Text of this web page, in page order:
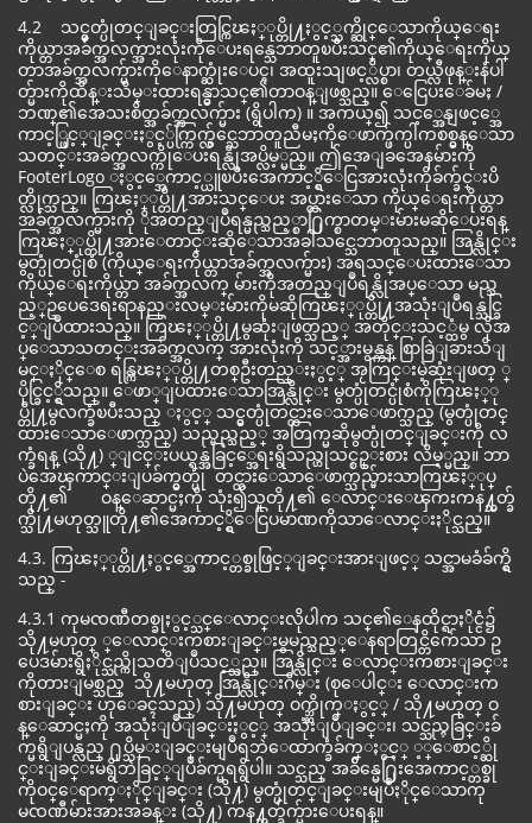
4.2 သင္မွတ္ပုံတင္ျခင္းတြင္ကြၽႏ္ုပ္တို႔ႏွင့္သက္ဆိုင္ေသာကိုယ္ေရး
ကိုယ္တာအခ်က္အလက္အားလုံးကိုေပးရန္သေဘာတူၿပီးသင္၏ကိုယ္ေရးကိုယ္
တာအခ်က္အလက္မ်ားကိုေနာက္ဆုံးေပၚ၊ အထူးသျဖင့္လိပ္စာ၊ တယ္လီဖုန္းနံပါ
တ္မ်ားကိုထိန္းသိမ္းထားရန္မွာသင္၏တာဝန္ျဖစ္သည္။ ေငြေပးေခ်မႈ /
ဘဏ္၏အေသးစိတ္အခ်က္အလက္မ်ား (ရွိပါက) ။ အကယ္၍ သင့္အေနျဖင့္အေ
ကာင့္ဖြင့္ျခင္းႏွင့္ပ်က္ကြက္လွ်င္သေဘာတူညီမႈကိုေဖာက္ဖ်က္ပါကစစ္မွန္ေသာ
သတင္းအခ်က္အလက္ကိုေပးရန္လိုအပ္လိမ့္မည္။ ဤအေျခအေနမ်ားကို
FooterLogo ႏွင့္အေကာင့္ယူၿပီးအေကာင့္ရွိေငြအားလုံးကိုခ်က္ခ်င္းပိ
တ္လိုက္သည္။ ကြၽႏ္ုပ္တို႔အားသင္ေပး အပ္ထားေသာ ကိုယ္ေရးကိုယ္တာ
အခ်က္အလက္မ်ားကို ိုအတည္ျပဳရန္မည္သည့္စာ႐ြက္စာတမ္းမ်ားမဆိုေပးရန္
ကြၽႏ္ုပ္တို႔အားေတာင္းဆိုေသာအခါသင္သေဘာတူသည္။ အြန္လိုင္း
မွတ္ပုံတင္ပုံစံ (ကိုယ္ေရးကိုယ္တာအခ်က္အလက္မ်ား) အရသင္ေပးထားေသာ
ကိုယ္ေရးကိုယ္တာ အခ်က္အလက္ မ်ားကိုအတည္ျပဳရန္လိုအပ္ေသာ မည္သ
ည့္ဥပေဒေရးရာနည္းလမ္းမ်ားကိုမဆိုကြၽႏ္ုပ္တို႔အသုံးျပဳရန္သင္ခြ
င့္ျပဳထားသည္။ ကြၽႏ္ုပ္တို႔မွဆုံးျဖတ္သည့္ အတိုင္းသင့္ထံမွ လိုအ
ပ္ေသာသတင္းအခ်က္အလက္ အားလုံးကို သင့္အားမွန္ကန္ စြာခြဲျခားသိျ
မင္ႏိုင္ေစ ရန္ကြၽႏ္ုပ္တို႔တစ္ဦးတည္းႏွင့္ အႂကြင္းမဲ့ဆုံးျဖတ္ ္
ပိုင္ခြင့္ရွိသည္။ ေဖာ္ျပထားေသာအြန္လိုင္း မွတ္ပုံတင္ပုံစံကိုကြၽႏ္ု
ပ္တို႔မွလက္ခံၿပီးသည္ ႏွင့္ သင္မွတ္ပုံတင္ထားေသာေဖာက္သည္ (မွတ္ပုံတင္
ထားေသာေဖာက္သည္) သည္မည္သည့္ အတြက္မဆိုမွတ္ပုံတင္ျခင္းကို လ
က္ခံရန္ (သို႔) ္ျငင္းပယ္ရန္အခြင့္အေရးရွိသည္ဟုသင္စဥ္းစား လိမ့္မည္။ ဘာ
ပဲအေၾကာင္းျပခ်က္မွတ္ပုံ တင္ထားေသာေဖာက္သည္မ်ားသာကြၽႏ္ုပ္
တို႔၏ ဝန္ေဆာင္မႈကို သုံး၍သူတို႔၏ ေလာင္းေၾကးကန႔္သတ္ခ်
က္သို႔မဟုတ္သူတို႔၏အေကာင့္ရွိေငြပမာဏကိုသာေလာင္းႏိုင္သည္။
4.3. ကြၽႏ္ုပ္တို႔ႏွင့္အေကာင့္တစ္ခုဖြင့္ျခင္းအားျဖင့္ သင္အာမခံခ်က္ရွိ
သည္ -
4.3.1 ကုမၸဏီတစ္ခုႏွင့္သင္ေလာင္းလိုပါက သင္၏ေနထိုင္ရာႏိုင္ငံ၌
သို႔မဟုတ္ ္ေလာင္းကစားျခင္းမွမည္သည့္ေနရာတြင္တိက်ေသာ ဥ
ပေဒမ်ားရွိႏိုင္သည္ကိုသတိျပဳသင့္သည္။ အြန္လိုင္း ေလာင္းကစားျခင္း
ကိုတားျမစ္သည္ သို႔မဟုတ္ အြန္လိုင္းဂိမ္း (စုေပါင္း ေလာင္းက
စားျခင္း ဟုေခၚသည္) သို႔မဟုတ္ ဝက္ဘ္ဆိုက္ႏွင့္ / သို႔မဟုတ္ ဝ
န္ေဆာင္မႈကို အသုံးျပဳျခင္းႏွင့္ အသုံးျပဳျခင္း၊ သင္သည္ႁခြင္းခ်
က္မရွိျပန္လည္ ႐ုပ္သိမ္းျခင္းမျပဳရဘဲေထာက္ခံခ်က္ႏွင့္ ့္ေစာင့္ဆို
င္းျခင္းမရွိဘဲခြင့္ျပဳခ်က္မရရွိပါ။ သင္သည္ အခ်ိန္မေ႐ြးအေကာင့္တစ္ခု
ကိုဝင္ေရာက္ႏိုင္ျခင္း (သို႔) မွတ္ပုံတင္ျခင္းမျပဳႏိုင္ေသာကု
မၸဏီမ်ားအားအခန္း (သို႔) ကန႔္သတ္ခ်က္မ်ားေပးရန္။